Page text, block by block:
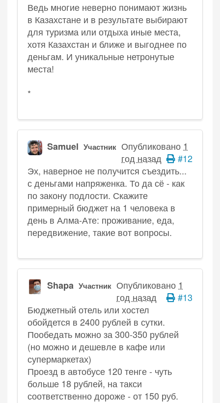
Ведь многие неверно понимают жизнь
в Казахстане и в результате выбирают
для туризма или отдыха иные места,
хотя Казахстан и ближе и выгоднее по
деньгам. И уникальные нетронутые
места!
*
Samuel Участник Опубликовано 1
год назад
#12
Эх, наверное не получится съездить...
с деньгами напряженка. То да сё - как
по закону подлости. Скажите
примерный бюджет на 1 человека в
день в Алма-Ате: проживание, еда,
передвижение, такие вот вопросы.
Shapa Участник Опубликовано 1
год назад
#13
Бюджетный отель или хостел
обойдется в 2400 рублей в сутки.
Пообедать можно за 300-350 рублей
(но можно и дешевле в кафе или
супермаркетах)
Проезд в автобусе 120 тенге - чуть
больше 18 рублей, на такси
соответственно дороже - от 150 руб.